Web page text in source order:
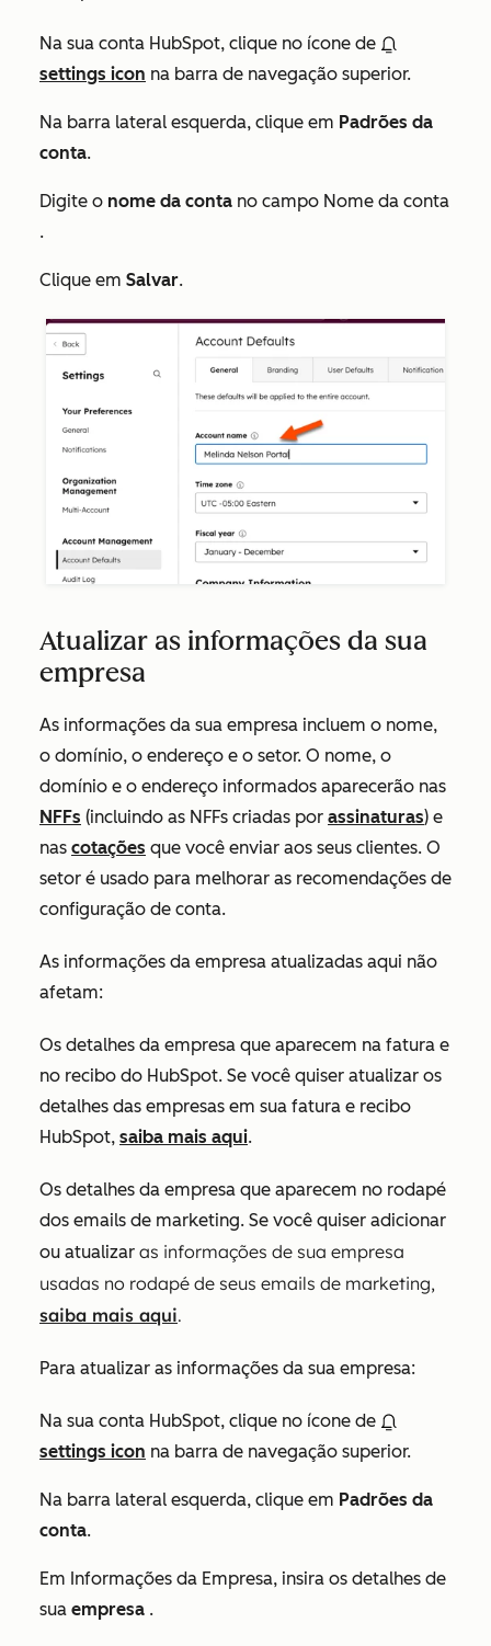
Na sua conta HubSpot, clique no ícone de
settings icon na barra de navegação superior.
Na barra lateral esquerda, clique em Padrões da
conta.
Digite o nome da conta no campo Nome da conta
.
Clique em Salvar.
Atualizar as informações da sua
empresa
As informações da sua empresa incluem o nome,
o domínio, o endereço e o setor. O nome, o
domínio e o endereço informados aparecerão nas
NFFs (incluindo as NFFs criadas por assinaturas) e
nas cotações que você enviar aos seus clientes. O
setor é usado para melhorar as recomendações de
configuração de conta.
As informações da empresa atualizadas aqui não
afetam:
Os detalhes da empresa que aparecem na fatura e
no recibo do HubSpot. Se você quiser atualizar os
detalhes das empresas em sua fatura e recibo
HubSpot, saiba mais aqui.
Os detalhes da empresa que aparecem no rodapé
dos emails de marketing. Se você quiser adicionar
ou atualizar as informações de sua empresa
usadas no rodapé de seus emails de marketing,
saiba mais aqui.
Para atualizar as informações da sua empresa:
Na sua conta HubSpot, clique no ícone de
settings icon na barra de navegação superior.
Na barra lateral esquerda, clique em Padrões da
conta.
Em Informações da Empresa, insira os detalhes de
sua empresa .